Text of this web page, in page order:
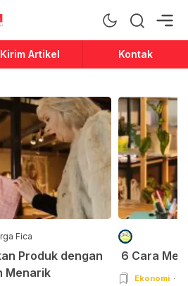
Inspirasi
Kirim Artikel Kontak
Fica
Produk dengan
Menarik
6 Cara
Ekonomi